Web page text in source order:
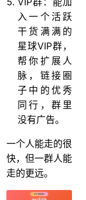
入一个活跃
干货满满的
星球VIP群，
帮你扩展人
脉，链接圈
子中的优秀
同行，群里
没有广告。
一个人能走的很
快，但一群人能
走的更远。